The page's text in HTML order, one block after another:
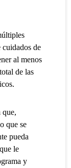
cuidados de
al menos
de las
que,
que se
pueda
le
y